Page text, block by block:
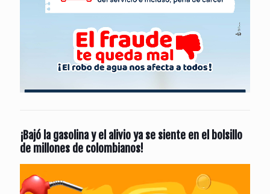
¡Bajó la gasolina y el alivio ya se siente en el bolsillo
de millones de colombianos!
de